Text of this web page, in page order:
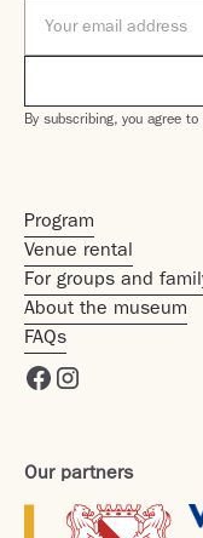
Program
Venue rental
For groups and
About the museum
FAQs
Our partners
By subscribing, you agree to